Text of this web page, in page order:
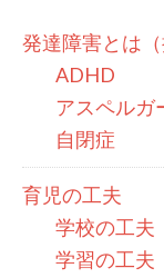
発達障害とは（
ADHD
アスペルガ
自閉症
育児の工夫
学校の工夫
学習の工夫